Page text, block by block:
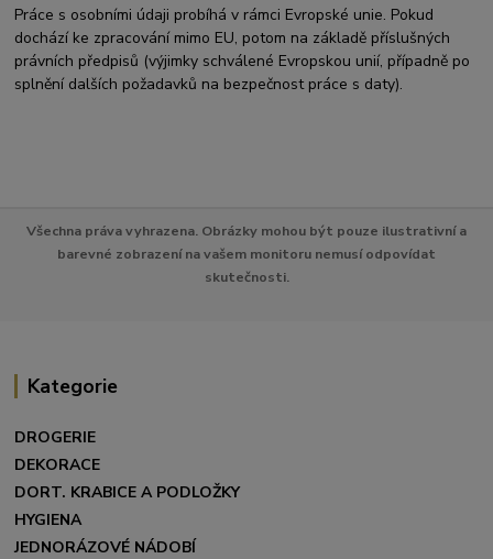
Práce s osobními údaji probíhá v rámci Evropské unie. Pokud
dochází ke zpracování mimo EU, potom na základě příslušných
právních předpisů (výjimky schválené Evropskou unií, případně po
splnění dalších požadavků na bezpečnost práce s daty).
Všechna práva vyhrazena. Obrázky mohou být pouze ilustrativní a
barevné zobrazení na vašem monitoru nemusí odpovídat
skutečnosti.
Kategorie
DROGERIE
DEKORACE
DORT. KRABICE A PODLOŽKY
HYGIENA
JEDNORÁZOVÉ NÁDOBÍ